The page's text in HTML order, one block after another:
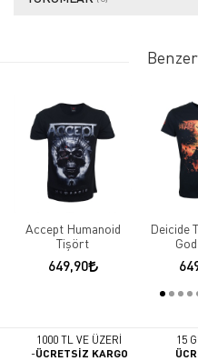
Accept Humanoid
Tişört
649,90
Deicide
1000 TL VE ÜZERİ
-ÜCRETSİZ KARGO
15